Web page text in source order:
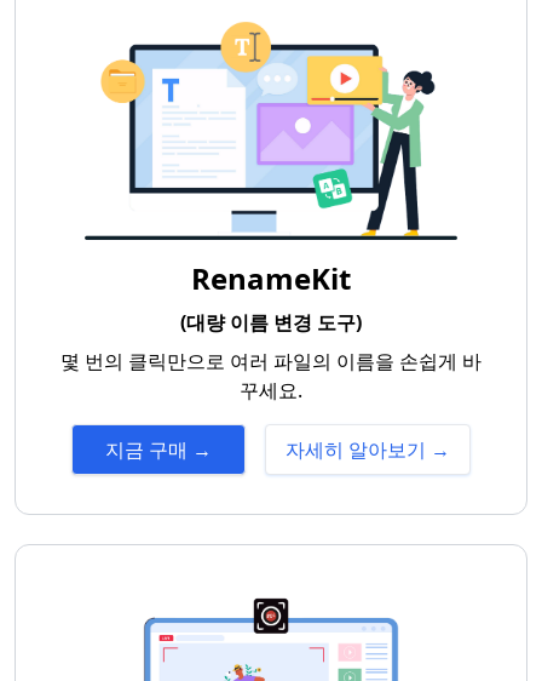
RenameKit
(대량 이름 변경 도구)
몇 번의 클릭만으로 여러 파일의 이름을 손쉽게 바
꾸세요.
지금 구매 → 자세히 알아보기 →